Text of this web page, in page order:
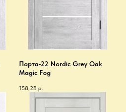
Порта-22 Nordic Grey Oak
Magic Fog
158,28 р.